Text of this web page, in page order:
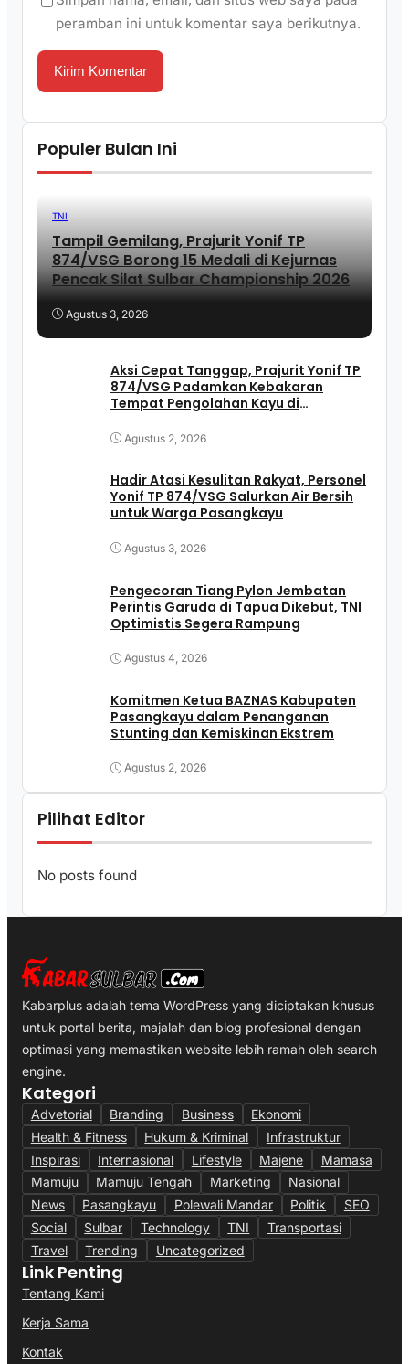
peramban ini untuk komentar saya berikutnya.
Populer Bulan Ini
TNI
Tampil Gemilang, Prajurit Yonif TP
874/VSG Borong 15 Medali di Kejurnas
Pencak Silat Sulbar Championship 2026
Agustus 3, 2026
Aksi Cepat Tanggap, Prajurit Yonif TP
874/VSG Padamkan Kebakaran
Tempat Pengolahan Kayu di
Agustus 2, 2026
Hadir Atasi Kesulitan Rakyat, Personel
Yonif TP 874/VSG Salurkan Air Bersih
untuk Warga Pasangkayu
Agustus 3, 2026
Pengecoran Tiang Pylon Jembatan
Perintis Garuda di Tapua Dikebut, TNI
Optimistis Segera Rampung
Agustus 4, 2026
Komitmen Ketua BAZNAS Kabupaten
Pasangkayu dalam Penanganan
Stunting dan Kemiskinan Ekstrem
Agustus 2, 2026
Pilihat Editor
No posts found
Kabarplus adalah tema WordPress yang diciptakan khusus
untuk portal berita, majalah dan blog profesional dengan
optimasi yang memastikan website lebih ramah oleh search
engine.
Kategori
Advetorial Branding Business
Ekonomi
Health & Fitness
Hukum & Kriminal
Infrastruktur
Inspirasi
Internasional Lifestyle Majene
Mamasa
Mamuju
Mamuju Tengah Marketing
Nasional
News
Pasangkayu Polewali Mandar Politik
SEO
Social
Sulbar Technology TNI
Transportasi
Travel
Trending Uncategorized
Link Penting
Tentang Kami
Kerja Sama
Kontak